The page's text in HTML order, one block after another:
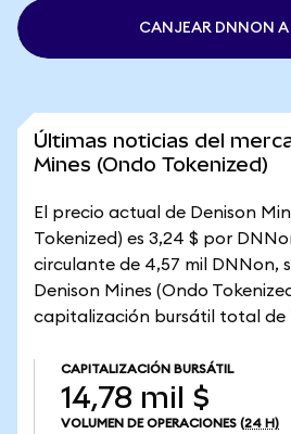
CANJEAR DNNON A
Últimas noticias del
Mines (Ondo Tokenized)
El precio actual de Denison
Tokenized) es 3,24 $ por
circulante de 4,57 mil DNNon,
Denison Mines (Ondo
capitalización bursátil total de
CAPITALIZACIÓN BURSÁTIL
14,78 mil $
VOLUMEN DE OPERACIONES (24 H)